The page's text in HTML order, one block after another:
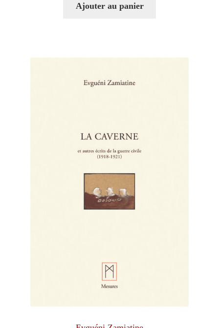
Ajouter au panier